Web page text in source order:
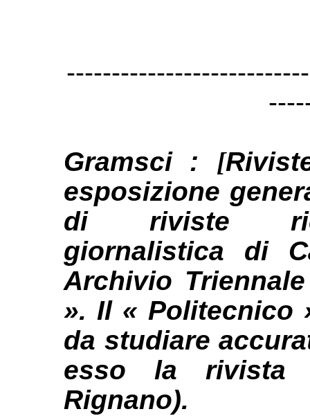
Gramsci : [
esposizione
di riviste
giornalistica di
Archivio
». Il « Politecnico
da studiare
esso la rivista
Rignano).